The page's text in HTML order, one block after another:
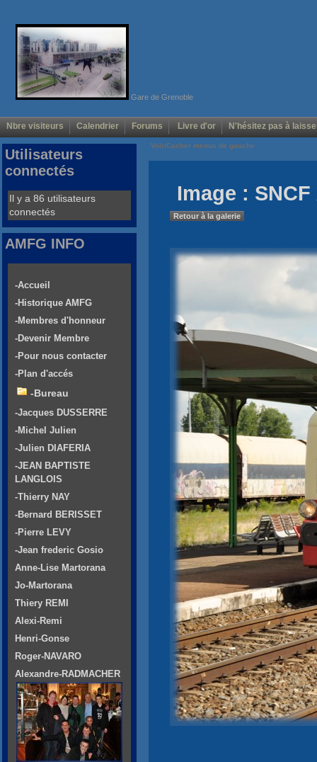
Gare de Grenoble
Nbre visiteurs Calendrier Forums Livre d'or N'hésitez pas à
Voir/Cacher menus de gauche
Image :
Retour à la galerie
Utilisateurs
connectés
Il y a 86 utilisateurs
connectés
AMFG INFO
-Accueil
-Historique AMFG
-Membres d'honneur
-Devenir Membre
-Pour nous contacter
-Plan d'accés
-Bureau
-Jacques DUSSERRE
-Michel Julien
-Julien DIAFERIA
-JEAN BAPTISTE
LANGLOIS
-Thierry NAY
-Bernard BERISSET
-Pierre LEVY
-Jean frederic Gosio
Anne-Lise Martorana
Jo-Martorana
Thiery REMI
Alexi-Remi
Henri-Gonse
Roger-NAVARO
Alexandre-RADMACHER